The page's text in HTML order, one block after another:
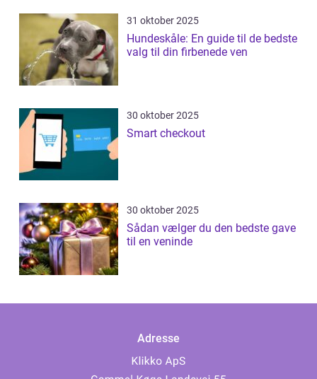
31 oktober 2025
Hundeskåle: En guide til de bedste
valg til din firbenede ven
30 oktober 2025
Smart checkout
30 oktober 2025
Sådan vælger du den bedste gave
til en veninde
Adresse